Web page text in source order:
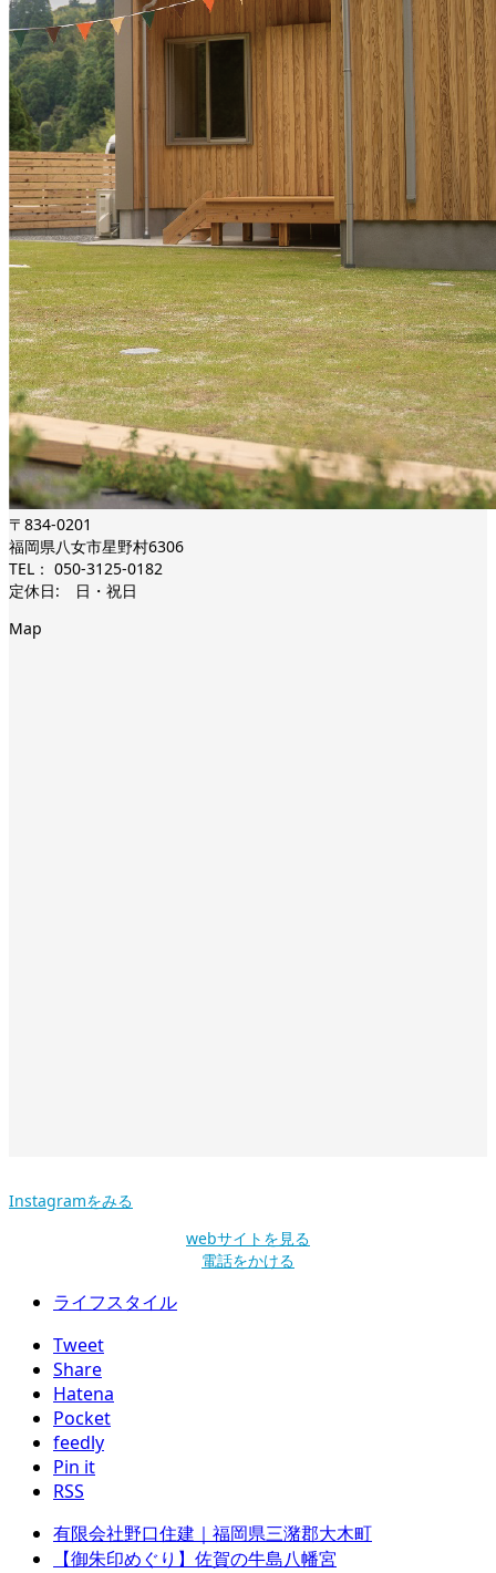
〒834-0201
福岡県八女市星野村6306
TEL： 050-3125-0182
定休日: 日・祝日
Map
Instagramをみる
webサイトを見る
電話をかける
ライフスタイル
Tweet
Share
Hatena
Pocket
feedly
Pin it
RSS
有限会社野口住建｜福岡県三潴郡大木町
【御朱印めぐり】佐賀の牛島八幡宮